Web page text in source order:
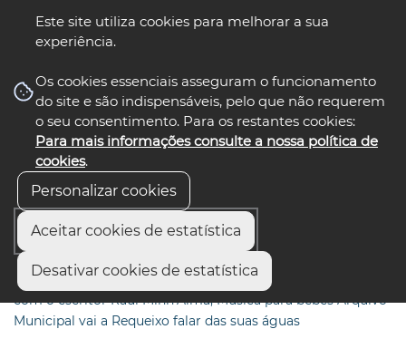
Este site utiliza cookies para melhorar a sua
experiência.
Os cookies essenciais asseguram o funcionamento
do site e são indispensáveis, pelo que não requerem
o seu consentimento. Para os restantes cookies:
Para mais informações consulte a nossa política de
cookies.
Personalizar cookies
Aceitar cookies de estatística
Desativar cookies de estatística
nos select language
Início
ATLAS Aveiro – Biblioteca Municipal organiza conversa
com o escritor Raul Minh’Alma, Música para bebés Arquivo
Municipal vai a Requeixo falar das suas águas